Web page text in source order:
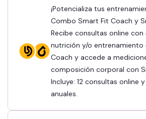
¡Potencializa tus entrenamientos con el
Combo Smart Fit Coach y
Recibe consultas online con
nutrición y/o entrenamiento
Coach y accede a
composición corporal con
Incluye: 12 consultas online
anuales.